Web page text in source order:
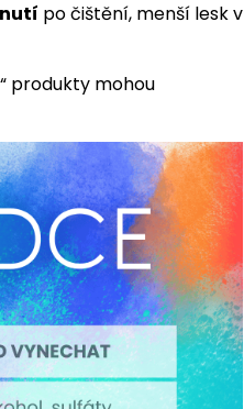
po čištění, menší lesk v
produkty mohou